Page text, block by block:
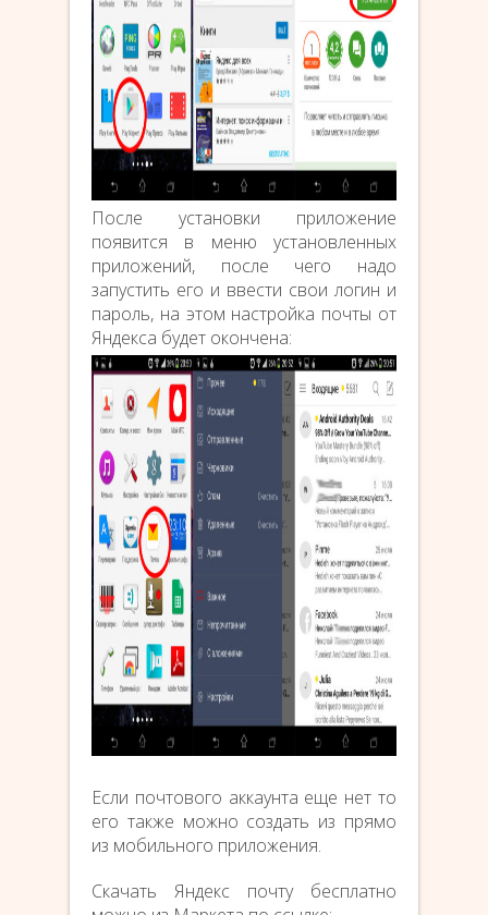
После установки приложение
появится в меню установленных
приложений, после чего надо
запустить его и ввести свои логин и
пароль, на этом настройка почты от
Яндекса будет окончена:
Если почтового аккаунта еще нет то
его также можно создать из прямо
из мобильного приложения.
Скачать Яндекс почту бесплатно